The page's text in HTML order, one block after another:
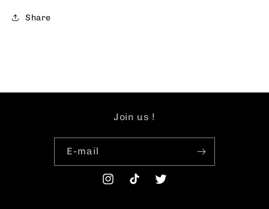
Share
Join us !
E-mail
InstagramTikTok Twitter